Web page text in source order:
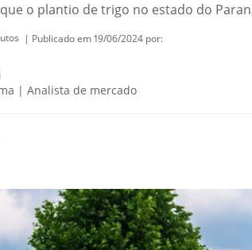
o plantio de trigo no estado do
| Publicado em 19/06/2024 por:
| Analista de mercado